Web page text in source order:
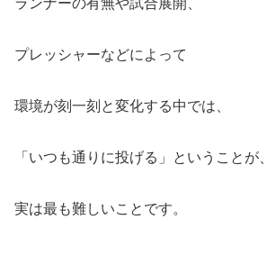
ランナーの有無や試合展開、
プレッシャーなどによって
環境が刻一刻と変化する中では、
「いつも通りに投げる」ということが、
実は最も難しいことです。